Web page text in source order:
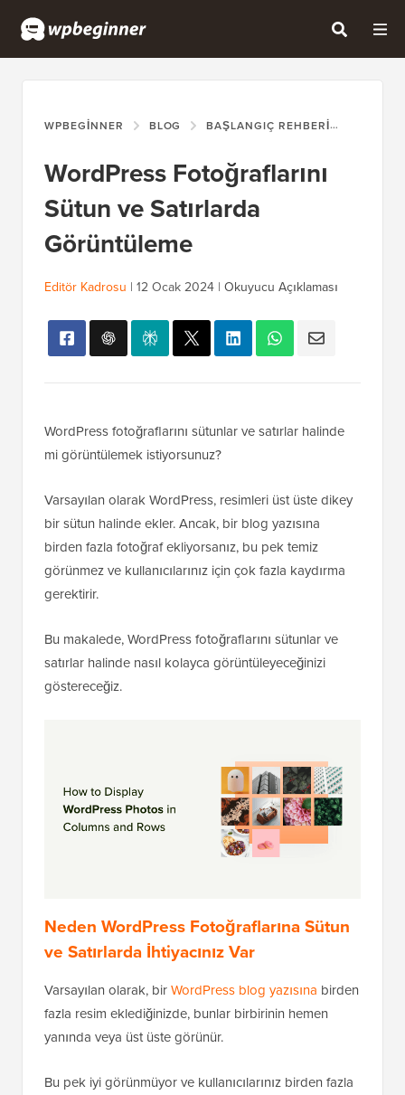
WPBEGINNER BLOG BAŞLANGIÇ REHBERI
WordPress Fotoğraflarını
Sütun ve Satırlarda
Görüntüleme
Editör Kadrosu | 12 Ocak 2024 | Okuyucu Açıklaması
WordPress fotoğraflarını sütunlar ve satırlar halinde
mi görüntülemek istiyorsunuz?
Varsayılan olarak WordPress, resimleri üst üste dikey
bir sütun halinde ekler. Ancak, bir blog yazısına
birden fazla fotoğraf ekliyorsanız, bu pek temiz
görünmez ve kullanıcılarınız için çok fazla kaydırma
gerektirir.
Bu makalede, WordPress fotoğraflarını sütunlar ve
satırlar halinde nasıl kolayca görüntüleyeceğinizi
göstereceğiz.
Neden WordPress Fotoğraflarına Sütun
ve Satırlarda İhtiyacınız Var
Varsayılan olarak, birWordPress blog yazısına birden
fazla resim eklediğinizde, bunlar birbirinin hemen
yanında veya üst üste görünür.
Bu pek iyi görünmüyor ve kullanıcılarınız birden fazla